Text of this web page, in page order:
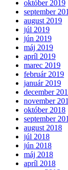
október 2019
september
august 2019
júl 2019
jún 2019
máj 2019
apríl 2019
marec 2019
február 2019
január 2019
december
november
október 2018
september
august 2018
júl 2018
jún 2018
máj 2018
apríl 2018